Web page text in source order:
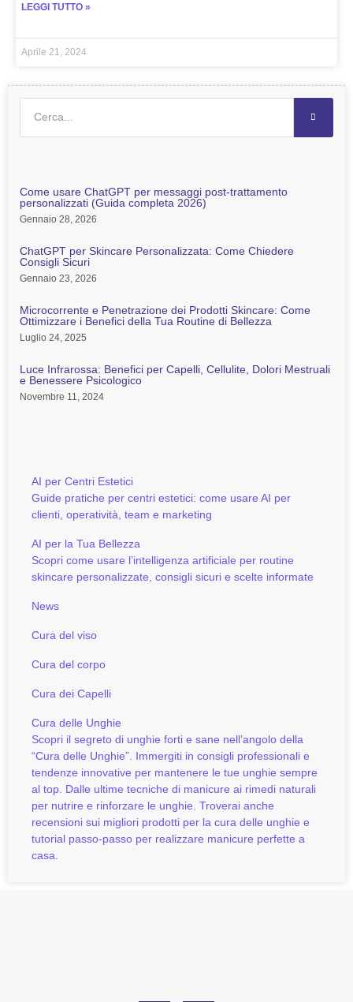
LEGGI TUTTO »
Aprile 21, 2024
Come usare ChatGPT per messaggi post-trattamento
personalizzati (Guida completa 2026)
Gennaio 28, 2026
ChatGPT per Skincare Personalizzata: Come Chiedere
Consigli Sicuri
Gennaio 23, 2026
Microcorrente e Penetrazione dei Prodotti Skincare: Come
Ottimizzare i Benefici della Tua Routine di Bellezza
Luglio 24, 2025
Luce Infrarossa: Benefici per Capelli, Cellulite, Dolori Mestruali
e Benessere Psicologico
Novembre 11, 2024
AI per Centri Estetici
Guide pratiche per centri estetici: come usare AI per
clienti, operatività, team e marketing
AI per la Tua Bellezza
Scopri come usare l’intelligenza artificiale per routine
skincare personalizzate, consigli sicuri e scelte informate
News
Cura del viso
Cura del corpo
Cura dei Capelli
Cura delle Unghie
Scopri il segreto di unghie forti e sane nell’angolo della
“Cura delle Unghie”. Immergiti in consigli professionali e
tendenze innovative per mantenere le tue unghie sempre
al top. Dalle ultime tecniche di manicure ai rimedi naturali
per nutrire e rinforzare le unghie. Troverai anche
recensioni sui migliori prodotti per la cura delle unghie e
tutorial passo-passo per realizzare manicure perfette a
casa.